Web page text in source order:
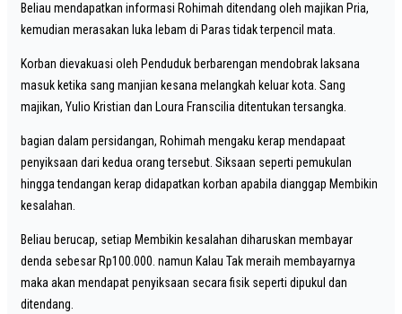
Beliau mendapatkan informasi Rohimah ditendang oleh majikan Pria,
kemudian merasakan luka lebam di Paras tidak terpencil mata.
Korban dievakuasi oleh Penduduk berbarengan mendobrak laksana
masuk ketika sang manjian kesana melangkah keluar kota. Sang
majikan, Yulio Kristian dan Loura Franscilia ditentukan tersangka.
bagian dalam persidangan, Rohimah mengaku kerap mendapaat
penyiksaan dari kedua orang tersebut. Siksaan seperti pemukulan
hingga tendangan kerap didapatkan korban apabila dianggap Membikin
kesalahan.
Beliau berucap, setiap Membikin kesalahan diharuskan membayar
denda sebesar Rp100.000. namun Kalau Tak meraih membayarnya
maka akan mendapat penyiksaan secara fisik seperti dipukul dan
ditendang.